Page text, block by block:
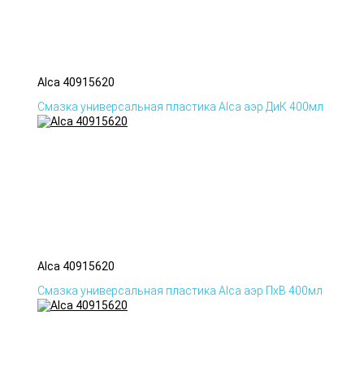
Alca 40915620
Смазка универсальная пластика Alca аэр ДиК 400мл
Alca 40915620
Смазка универсальная пластика Alca аэр ПхВ 400мл